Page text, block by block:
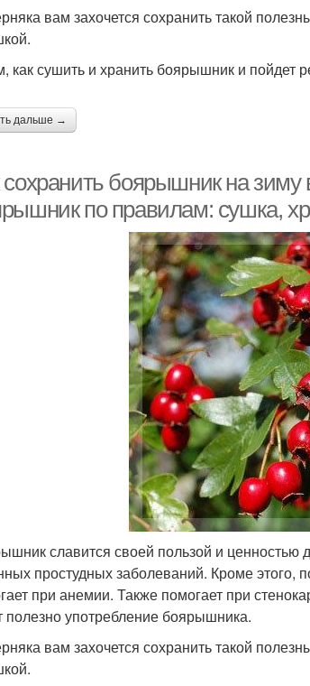
вам захочется сохранить такой
как сушить и хранить боярышник и пойдет
дальше →
сохранить боярышник на
по правилам: сушка,
славится своей пользой и ценностью
простудных заболеваний. Кроме этого,
при анемии. Также помогает при
полезно употребление боярышника.
вам захочется сохранить такой